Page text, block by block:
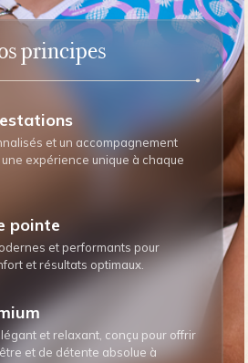
principes
et un accompagnement
expérience unique à chaque
pointe
et performants pour
et résultats optimaux.
et relaxant, conçu pour offrir
et de détente absolue à